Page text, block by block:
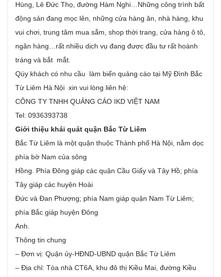
Hùng, Lê Đức Thọ, đường Hàm Nghi…Những công trình bất
động sản đang mọc lên, những cửa hàng ăn, nhà hàng, khu
vui chơi, trung tâm mua sắm, shop thời trang, cửa hàng ô tô,
ngân hàng…rất nhiều dịch vụ đang được đầu tư rất hoành
tráng và bắt mắt.
Qúy khách có nhu cầu làm biển quảng cáo tại Mỹ Đình Bắc
Từ Liêm Hà Nội xin vui lòng liên hệ:
CÔNG TY TNHH QUẢNG CÁO IKD VIỆT NAM
Tel: 0936393738
Giới thiệu khái quát quận Bắc Từ Liêm
Bắc Từ Liêm là một quận thuộc Thành phố Hà Nội, nằm dọc
phía bờ Nam của sông
Hồng. Phía Đông giáp các quận Cầu Giấy và Tây Hồ; phía
Tây giáp các huyện Hoài
Đức và Đan Phượng; phía Nam giáp quận Nam Từ Liêm;
phía Bắc giáp huyện Đông
Anh.
Thông tin chung
– Đơn vị: Quận ủy-HĐND-UBND quận Bắc Từ Liêm
– Địa chỉ: Tòa nhà CT6A, khu đô thị Kiều Mai, đường Kiều